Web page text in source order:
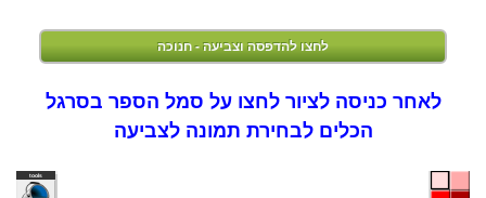
לחצו להדפסה וצביעה - חנוכה
לאחר כניסה לציור לחצו על סמל הספר בסרגל
הכלים לבחירת תמונה לצביעה